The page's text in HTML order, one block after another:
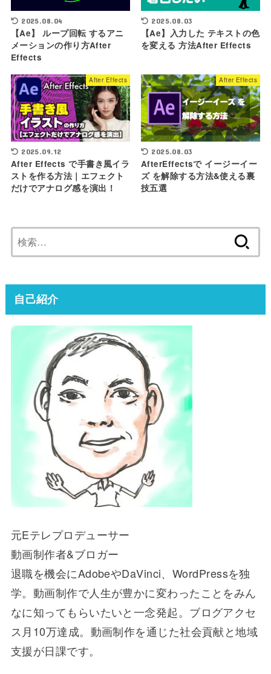
2025.08.04
【Ae】 ループ回転 するアニ
メーションの作り方After
Effects
2025.08.03
【Ae】入力した テキストの色
を変える 方法After Effects
After Effects
2025.09.12
After Effects で手書き風イラ
ストを作る方法｜エフェクト
だけでアナログ感を演出！
After Effects
2025.08.03
AfterEffectsで イージーイー
ズ を解除する方法&使える裏
技五選
索:
自己紹介
元Eテレプロデューサー
動画制作者&ブロガー
退職を機会にAdobeやDaVinci、WordPressを独
学。動画制作で人生が豊かに変わったことをみん
なに知ってもらいたいと一念発起。ブログアクセ
ス月10万達成。動画制作を通じた社会貢献と地域
支援が日課です。